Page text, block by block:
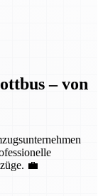
– von
💼